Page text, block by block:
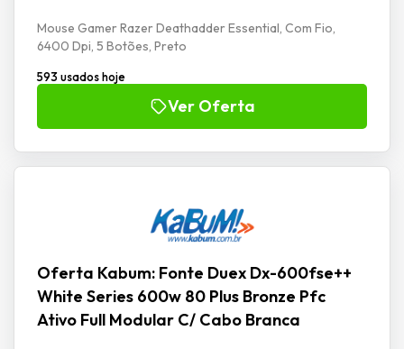
Mouse Gamer Razer Deathadder Essential, Com Fio,
6400 Dpi, 5 Botões, Preto
593 usados hoje
Ver Oferta
Oferta Kabum: Fonte Duex Dx-600fse++
White Series 600w 80 Plus Bronze Pfc
Ativo Full Modular C/ Cabo Branca